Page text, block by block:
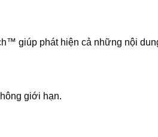
giúp phát hiện cả những nội
giới hạn.